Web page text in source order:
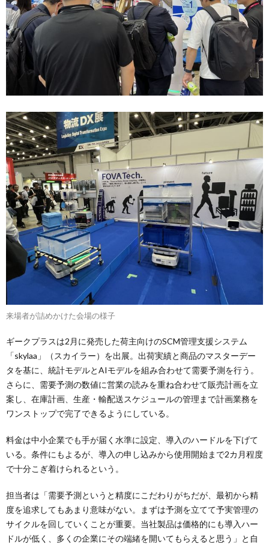
来場者が詰めかけた会場の様子
ギークプラスは2月に発売した荷主向けのSCM管理支援システム
「skylaa」（スカイラー）を出展。出荷実績と商品のマスターデー
タを基に、統計モデルとAIモデルを組み合わせて需要予測を行う。
さらに、需要予測の数値に営業の読みを重ね合わせて販売計画を立
案し、在庫計画、生産・輸配送スケジュールの管理まで計画業務を
ワンストップで完了できるようにしている。
料金は中小企業でも手が届く水準に設定、導入のハードルを下げて
いる。条件にもよるが、導入の申し込みから使用開始まで2カ月程度
で十分こぎ着けられるという。
担当者は「需要予測というと精度にこだわりがちだが、最初から精
度を追求してもあまり意味がない。まずは予測を立てて予実管理の
サイクルを回していくことが重要。当社製品は価格的にも導入ハー
ドルが低く、多くの企業にその端緒を開いてもらえると思う」と自